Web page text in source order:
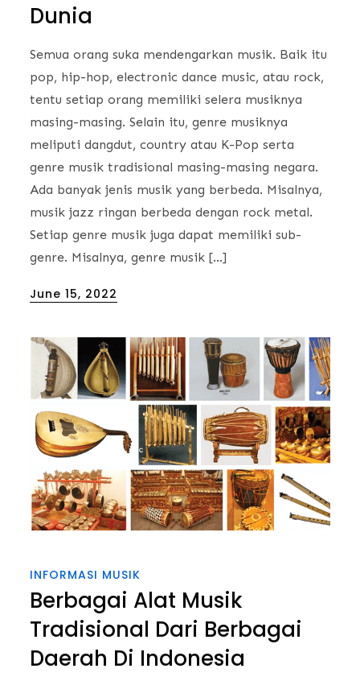
Dunia
Semua orang suka mendengarkan musik. Baik itu
pop, hip-hop, electronic dance music, atau rock,
tentu setiap orang memiliki selera musiknya
masing-masing. Selain itu, genre musiknya
meliputi dangdut, country atau K-Pop serta
genre musik tradisional masing-masing negara.
Ada banyak jenis musik yang berbeda. Misalnya,
musik jazz ringan berbeda dengan rock metal.
Setiap genre musik juga dapat memiliki sub-
genre. Misalnya, genre musik […]
Posted
June 15, 2022
INFORMASI MUSIK
Berbagai Alat Musik
Tradisional Dari Berbagai
Daerah Di Indonesia